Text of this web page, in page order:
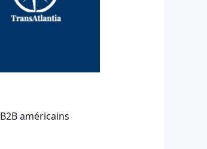
américains